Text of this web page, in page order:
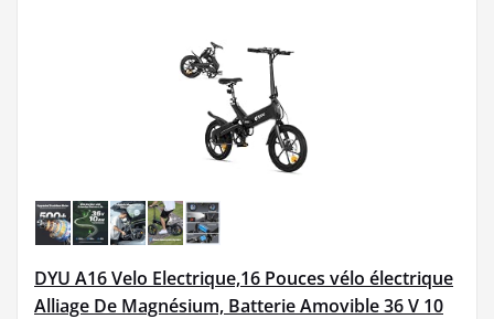
DYU A16 Velo Electrique,16 Pouces vélo électrique
Alliage De Magnésium, Batterie Amovible 36 V 10